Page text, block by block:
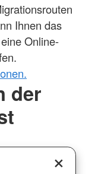
Ihnen das
Online-
der